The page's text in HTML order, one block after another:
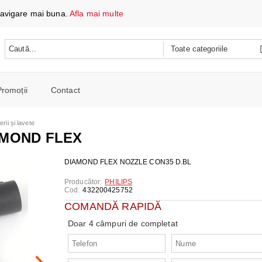
ȘI ÎNCĂRCARE
TELEFOANE ȘI TABLETE
PORTABILI
ȘI CAFETIERE
COMBINE FRIGORIFICE
spalat si Uscatoare
și combine
microunde
Contact
și lavete
FLEX
DIAMOND FLEX NOZZLE CON35 D.BL
Producător: PHILIPS
Cod: 432200425752
COMANDĂ RAPIDĂ
Doar 4 câmpuri de completat
mai buna.Afla mai multe